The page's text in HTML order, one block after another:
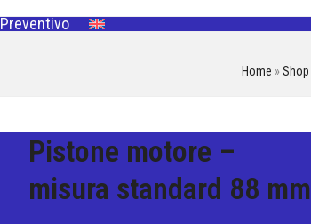
Preventivo
Home » Shop
Pistone motore –
misura standard 88 mm